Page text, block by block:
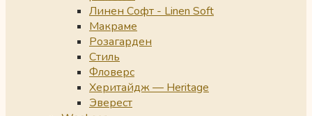
Линен Софт - Linen Soft
Макраме
Розагарден
Стиль
Фловерс
Херитайдж — Heritage
Эверест